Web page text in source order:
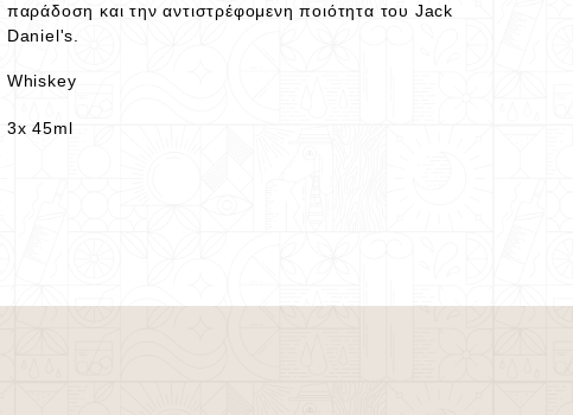
παράδοση και την αντιστρέφομενη ποιότητα του Jack
Daniel's.
Whiskey
3x 45ml